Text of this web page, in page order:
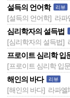
설득의 언어학 리뷰
[설득의 언어학] 라
심리학자의 설득법
[심리학자의 설득법]
프로이트 심리학 입
[프로이트 심리학 입
해인의 바다 리뷰
[해인의 바다] 라파